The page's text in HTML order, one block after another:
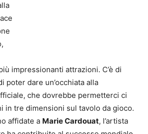
impressionanti attrazioni. C’è di
poter dare un’occhiata alla
che dovrebbe permetterci ci
in tre dimensioni sul tavolo da gioco.
affidate a Marie Cardouat, l’artista